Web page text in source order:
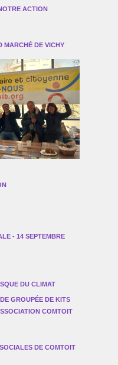
ACTION
MARCHÉ DE VICHY
- 14 SEPTEMBRE
DU CLIMAT
GROUPÉE DE KITS
COMTOIT
DE COMTOIT